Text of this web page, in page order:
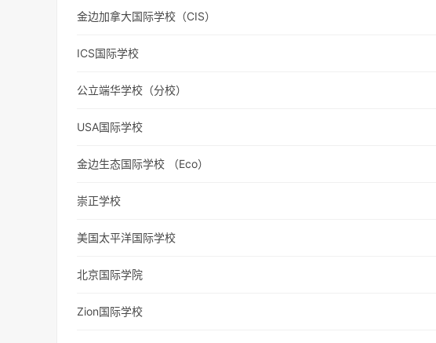
金边加拿大国际学校（CIS）
ICS国际学校
公立端华学校（分校）
USA国际学校
金边生态国际学校 （Eco）
崇正学校
美国太平洋国际学校
北京国际学院
Zion国际学校